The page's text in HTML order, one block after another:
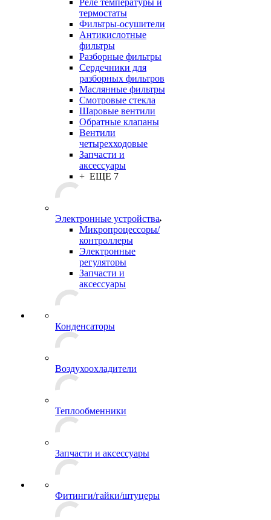
Реле температуры и
термостаты
Фильтры-осушители
Антикислотные
фильтры
Разборные фильтры
Сердечники для
разборных фильтров
Маслянные фильтры
Смотровые стекла
Шаровые вентили
Обратные клапаны
Вентили
четырехходовые
Запчасти и
аксессуары
+ ЕЩЕ 7
Электронные устройства
Микропроцессоры/
контроллеры
Электронные
регуляторы
Запчасти и
аксессуары
Конденсаторы
Воздухоохладители
Теплообменники
Запчасти и аксессуары
Фитинги/гайки/штуцеры